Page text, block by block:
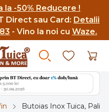
la -50% Reducere !
Direct sau Card: Detalii
- Vino la noi cu Waze.
Butoias Inox Tuica,